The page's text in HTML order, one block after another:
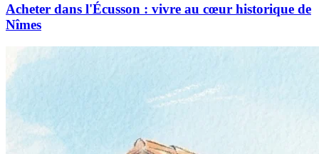
Acheter dans l'Écusson : vivre au cœur historique de
Nîmes